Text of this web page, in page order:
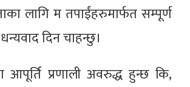
लागि म तपाईंहरुमार्फत सम्पूर्ण
दिन चाहन्छु।
आपूर्ति प्रणाली अवरुद्ध हुन्छ कि,